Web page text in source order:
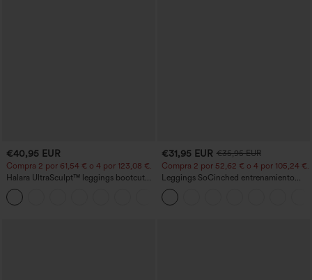
€40,95 EUR
Compra 2 por 61,54 € o 4 por 123,08 €.
Halara UltraSculpt™ leggings bootcut
de yoga de talle alto con fruncido que
levanta los glúteos, control de
abdomen, bolsillos y efecto moldeador.
€31,95 EUR €35,95 EUR
Compra 2 por 52,62 € o 4 por 105,24 €.
Leggings SoCinched entrenamiento
moldeador abdomen bolsillo lateral tiro
alto